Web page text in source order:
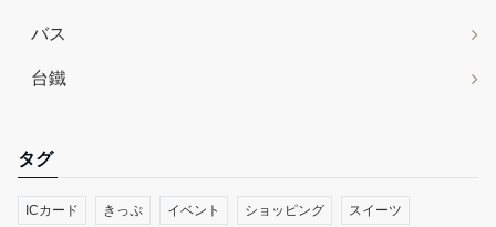
バス
台鐵
タグ
ICカード きっぷ イベント ショッピング スイーツ